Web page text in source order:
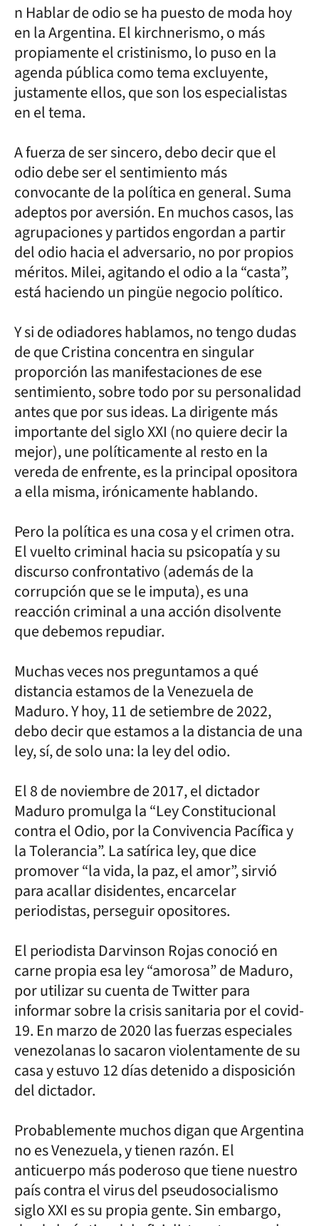
n Hablar de odio se ha puesto de moda hoy
en la Argentina. El kirchnerismo, o más
propiamente el cristinismo, lo puso en la
agenda pública como tema excluyente,
justamente ellos, que son los especialistas
en el tema.
A fuerza de ser sincero, debo decir que el
odio debe ser el sentimiento más
convocante de la política en general. Suma
adeptos por aversión. En muchos casos, las
agrupaciones y partidos engordan a partir
del odio hacia el adversario, no por propios
méritos. Milei, agitando el odio a la “casta”,
está haciendo un pingüe negocio político.
Y si de odiadores hablamos, no tengo dudas
de que Cristina concentra en singular
proporción las manifestaciones de ese
sentimiento, sobre todo por su personalidad
antes que por sus ideas. La dirigente más
importante del siglo XXI (no quiere decir la
mejor), une políticamente al resto en la
vereda de enfrente, es la principal opositora
a ella misma, irónicamente hablando.
Pero la política es una cosa y el crimen otra.
El vuelto criminal hacia su psicopatía y su
discurso confrontativo (además de la
corrupción que se le imputa), es una
reacción criminal a una acción disolvente
que debemos repudiar.
Muchas veces nos preguntamos a qué
distancia estamos de la Venezuela de
Maduro. Y hoy, 11 de setiembre de 2022,
debo decir que estamos a la distancia de una
ley, sí, de solo una: la ley del odio.
El 8 de noviembre de 2017, el dictador
Maduro promulga la “Ley Constitucional
contra el Odio, por la Convivencia Pacífica y
la Tolerancia”. La satírica ley, que dice
promover “la vida, la paz, el amor”, sirvió
para acallar disidentes, encarcelar
periodistas, perseguir opositores.
El periodista Darvinson Rojas conoció en
carne propia esa ley “amorosa” de Maduro,
por utilizar su cuenta de Twitter para
informar sobre la crisis sanitaria por el covid-
19. En marzo de 2020 las fuerzas especiales
venezolanas lo sacaron violentamente de su
casa y estuvo 12 días detenido a disposición
del dictador.
Probablemente muchos digan que Argentina
no es Venezuela, y tienen razón. El
anticuerpo más poderoso que tiene nuestro
país contra el virus del pseudosocialismo
siglo XXI es su propia gente. Sin embargo,